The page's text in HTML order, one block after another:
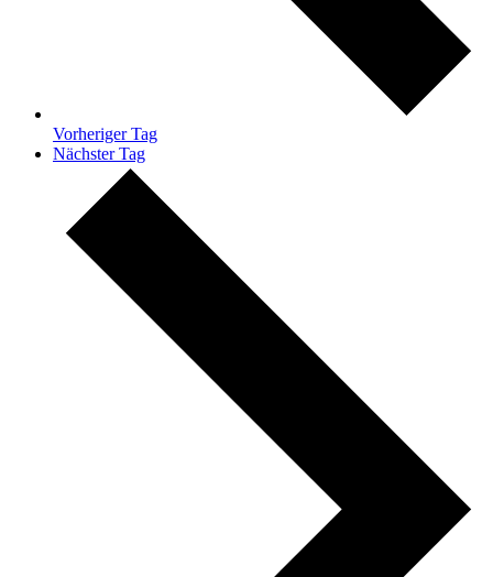
Vorheriger Tag
Nächster Tag